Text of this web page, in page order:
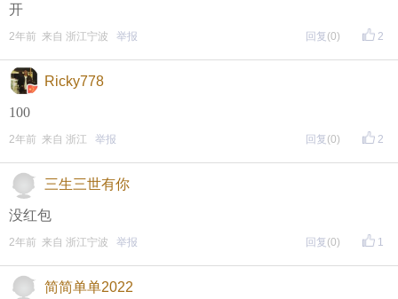
开
2
2年前 来自 浙江宁波 举报 回复 (0)
Ricky778
100
2
2年前 来自 浙江 举报 回复 (0)
三生三世有你
没红包
1
2年前 来自 浙江宁波 举报 回复 (0)
简简单单2022